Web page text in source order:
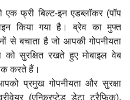
एक फ्री बिल्ट-इन एडब्लॉकर (पॉप
किया गया है। ब्रेव का मुफ्त
से बचाता है जो आपकी गोपनीयता
को सुरक्षित रखते हुए मोबाइल वेब
करते हैं।
प्रमुख गोपनीयता और सुरक्षा
(एन्क्रिप्टेड डेटा ट्रैफ़िक),